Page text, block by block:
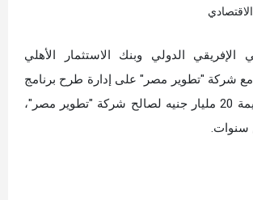
الإفريقي الدولي وبنك الاستثمار الأهلي
مع شركة "تطوير مصر" على إدارة طرح برنامج
سندات توريق بقيمة 20 مليار جنيه لصالح شركة "تطوير مصر"،
سنوات.